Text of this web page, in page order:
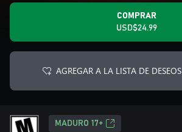
COMPRAR
USD$24.99
AGREGAR A LA LISTA DE DESEOS
MADURO 17+